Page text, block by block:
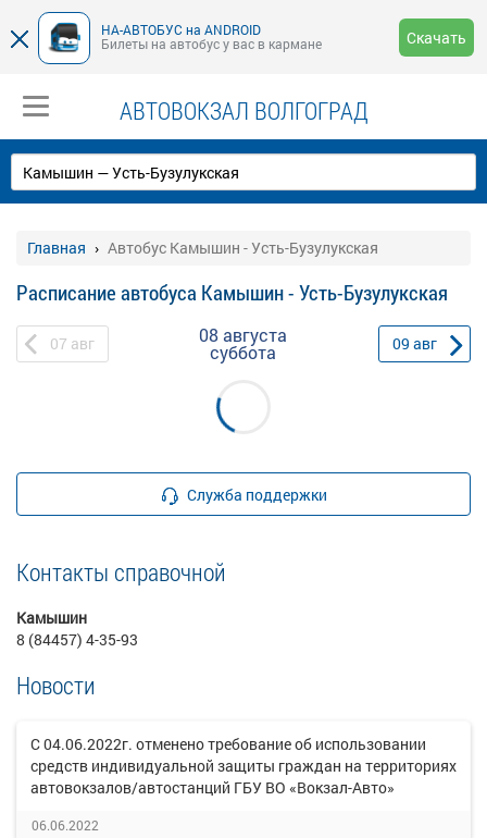
НА-АВТОБУС на ANDROID
Билеты на автобус у вас в кармане
Скачать
АВТОВОКЗАЛ ВОЛГОГРАД
Главная Автобус Камышин - Усть-Бузулукская
Расписание автобуса Камышин - Усть-Бузулукская
07 авг 08 августа
суббота 09 авг
Служба поддержки
Контакты справочной
Камышин
8 (84457) 4-35-93
Новости
С 04.06.2022г. отменено требование об использовании
средств индивидуальной защиты граждан на территориях
автовокзалов/автостанций ГБУ ВО «Вокзал-Авто»
06.06.2022